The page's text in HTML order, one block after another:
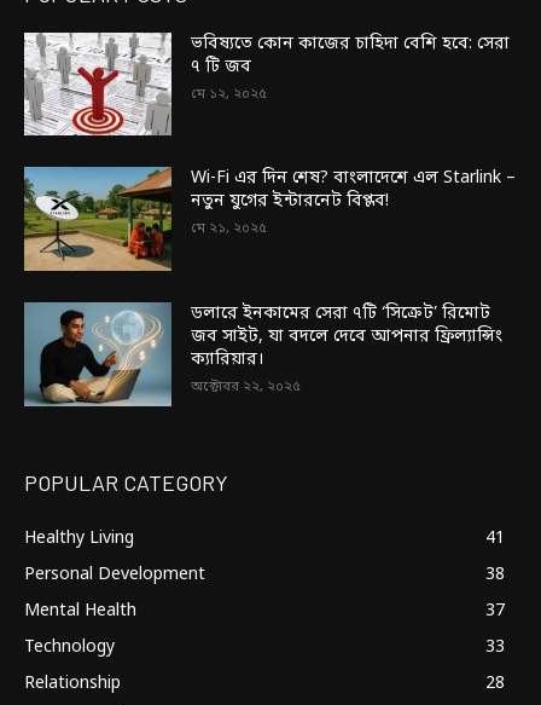
ভবিষ্যতে কোন কাজের চাহিদা বেশি হবে: সেরা
৭ টি জব
মে ১২, ২০২৫
Wi-Fi এর দিন শেষ? বাংলাদেশে এল Starlink –
নতুন যুগের ইন্টারনেট বিপ্লব!
মে ২১, ২০২৫
ডলারে ইনকামের সেরা ৭টি ‘সিক্রেট’ রিমোট
জব সাইট, যা বদলে দেবে আপনার ফ্রিল্যান্সিং
ক্যারিয়ার।
অক্টোবর ২২, ২০২৫
POPULAR CATEGORY
Healthy Living
41
Personal Development
38
Mental Health
37
Technology
33
Relationship
28